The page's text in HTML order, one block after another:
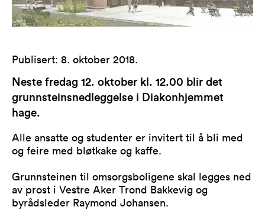
Publisert: 8. oktober 2018.
Neste fredag 12. oktober kl. 12.00 blir det
grunnsteinsnedleggelse i Diakonhjemmet
hage.
Alle ansatte og studenter er invitert til å bli med
og feire med bløtkake og kaffe.
Grunnsteinen til omsorgsboligene skal legges ned
av prost i Vestre Aker Trond Bakkevig og
byrådsleder Raymond Johansen.